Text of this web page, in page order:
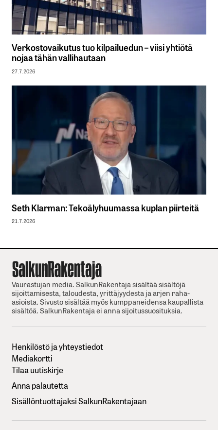
Verkostovaikutus tuo kilpailuedun – viisi yhtiötä
nojaa tähän vallihautaan
27.7.2026
Seth Klarman: Tekoälyhuumassa kuplan piirteitä
21.7.2026
Vaurastujan media. SalkunRakentaja sisältää sisältöjä
sijoittamisesta, taloudesta, yrittäjyydesta ja arjen raha-
asioista. Sivusto sisältää myös kumppaneidensa kaupallista
sisältöä. SalkunRakentaja ei anna sijoitussuosituksia.
Henkilöstö ja yhteystiedot
Mediakortti
Tilaa uutiskirje
Anna palautetta
Sisällöntuottajaksi SalkunRakentajaan